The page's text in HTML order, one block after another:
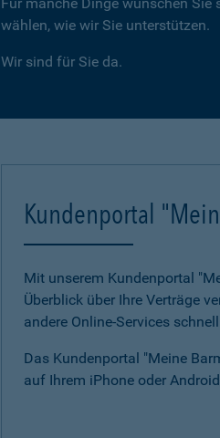
wählen, wie wir Sie unterstützen.
Wir sind für Sie da.
Kundenportal
Mit unserem Kundenportal
Überblick über Ihre Verträge
andere Online-Services
Das Kundenportal "Meine
auf Ihrem iPhone oder